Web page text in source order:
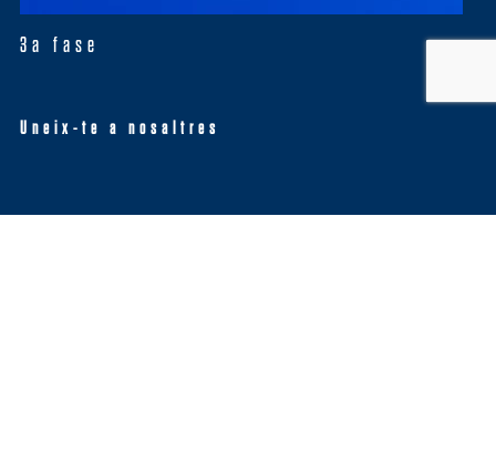
3a fase
Uneix-te a nosaltres